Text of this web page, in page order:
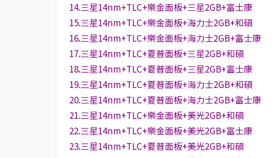
14.三星14nm+TLC+樂金面板+三星2GB+富士康
15.三星14nm+TLC+樂金面板+海力士2GB+和碩
16.三星14nm+TLC+樂金面板+海力士2GB+富士康
17.三星14nm+TLC+夏普面板+三星2GB+和碩
18.三星14nm+TLC+夏普面板+三星2GB+富士康
19.三星14nm+TLC+夏普面板+海力士2GB+和碩
20.三星14nm+TLC+夏普面板+海力士2GB+富士康
21.三星14nm+TLC+樂金面板+美光2GB+和碩
22.三星14nm+TLC+樂金面板+美光2GB+富士康
23.三星14nm+TLC+夏普面板+美光2GB+和碩